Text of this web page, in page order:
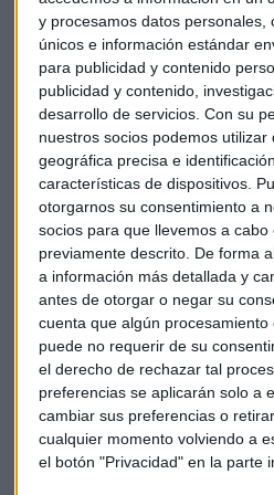
y procesamos datos personales,
únicos e información estándar
para publicidad y contenido
publicidad y contenido,
desarrollo de servicios. Con su
nuestros socios podemos utilizar
geográfica precisa e
características de dispositivos.
otorgarnos su consentimiento a
socios para que llevemos a
previamente descrito. De forma
a información más detallada y
antes de otorgar o negar su
cuenta que algún
puede no requerir de su
el derecho de rechazar tal
preferencias se aplicarán solo a
cambiar sus preferencias o
cualquier momento volviendo a
el botón "Privacidad" en la parte
lechey crecer al menos en un
objetivos fijados. Para ello, la
relanzamiento de sus productos
y su agua Evian este año. Más
la empresa, queaumentaron en
provienen de las economías
principales rivales se
Los ingresos de Danone en
compra, de un 22%. Duplican
las ventas de la estadounidense
11% este año, según las
Desde 2010 la compañía dobla
bebidas y alimentos saludables.
Las ventas de 2015 de
millones de dólares con un 86%
en Europa.